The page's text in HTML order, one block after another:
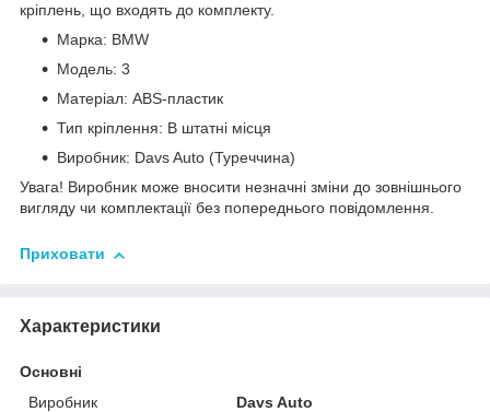
кріплень, що входять до комплекту.
Марка: BMW
Модель: 3
Матеріал: ABS-пластик
Тип кріплення: В штатні місця
Виробник: Davs Auto (Туреччина)
Увага! Виробник може вносити незначні зміни до зовнішнього
вигляду чи комплектації без попереднього повідомлення.
Приховати
Характеристики
Основні
Виробник
Davs Auto